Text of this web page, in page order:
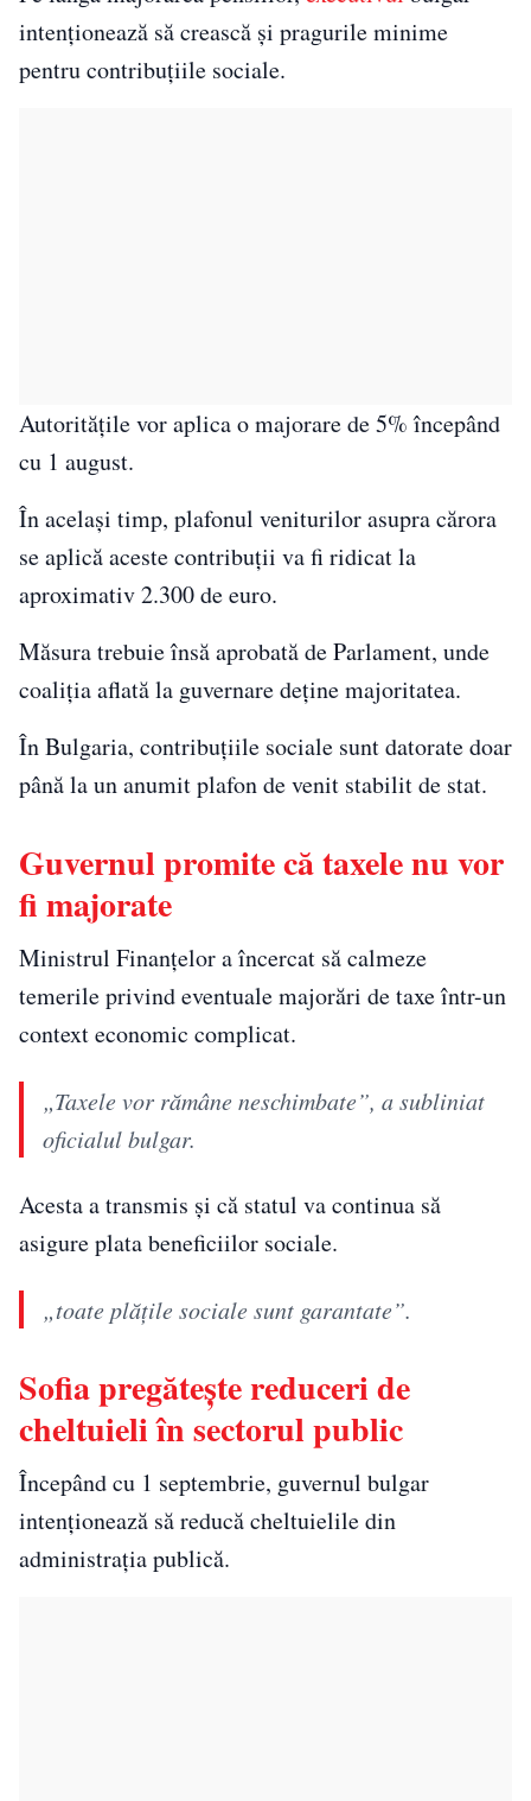
intenționează să crească și pragurile minime
pentru contribuțiile sociale.
Autoritățile vor aplica o majorare de 5% începând
cu 1 august.
În același timp, plafonul veniturilor asupra cărora
se aplică aceste contribuții va fi ridicat la
aproximativ 2.300 de euro.
Măsura trebuie însă aprobată de Parlament, unde
coaliția aflată la guvernare deține majoritatea.
În Bulgaria, contribuțiile sociale sunt datorate doar
până la un anumit plafon de venit stabilit de stat.
Guvernul promite că taxele nu vor
fi majorate
Ministrul Finanțelor a încercat să calmeze
temerile privind eventuale majorări de taxe într-un
context economic complicat.
„Taxele vor rămâne neschimbate”, a subliniat
oficialul bulgar.
Acesta a transmis și că statul va continua să
asigure plata beneficiilor sociale.
„toate plățile sociale sunt garantate”.
Sofia pregătește reduceri de
cheltuieli în sectorul public
Începând cu 1 septembrie, guvernul bulgar
intenționează să reducă cheltuielile din
administrația publică.